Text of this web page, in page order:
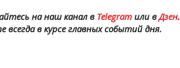
на наш канал вTelegramили вДзен.
всегда в курсе главных событий дня.